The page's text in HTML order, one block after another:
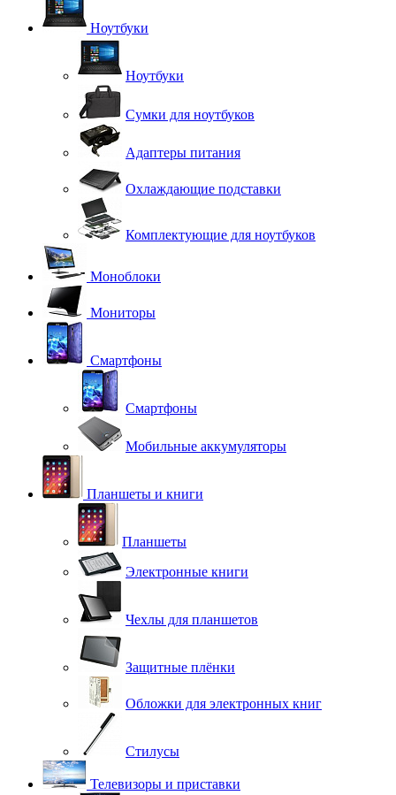
Ноутбуки
Ноутбуки
Сумки для ноутбуков
Адаптеры питания
Охлаждающие подставки
Комплектующие для ноутбуков
Моноблоки
Мониторы
Смартфоны
Смартфоны
Мобильные аккумуляторы
Планшеты и книги
Планшеты
Электронные книги
Чехлы для планшетов
Защитные плёнки
Обложки для электронных книг
Стилусы
Телевизоры и приставки